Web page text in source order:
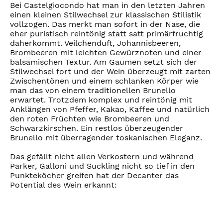
Bei Castelgiocondo hat man in den letzten Jahren
einen kleinen Stilwechsel zur klassischen Stilistik
vollzogen. Das merkt man sofort in der Nase, die
eher puristisch reintönig statt satt primärfruchtig
daherkommt. Veilchenduft, Johannisbeeren,
Brombeeren mit leichten Gewürznoten und einer
balsamischen Textur. Am Gaumen setzt sich der
Stilwechsel fort und der Wein überzeugt mit zarten
Zwischentönen und einem schlanken Körper wie
man das von einem traditionellen Brunello
erwartet. Trotzdem komplex und reintönig mit
Anklängen von Pfeffer, Kakao, Kaffee und natürlich
den roten Früchten wie Brombeeren und
Schwarzkirschen. Ein restlos überzeugender
Brunello mit überragender toskanischen Eleganz.
Das gefällt nicht allen Verkostern und während
Parker, Galloni und Suckling nicht so tief in den
Punkteköcher greifen hat der Decanter das
Potential des Wein erkannt: